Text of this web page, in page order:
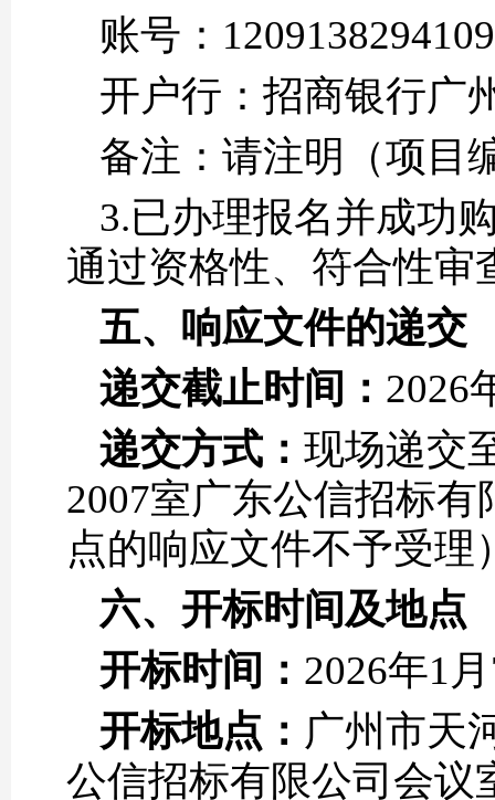
账号：
开户行：招商银行广
备注：请注明（项目
3.已办理报名并成功
通过资格性、符合性审
五、 响应文件的递交
递交截止时间： 2026
递交方式： 现场递交
2007室广东公信招标
点的响应文件不予受理
六、 开标时间及地点
开标时间： 2026年1
开标地点： 广州市天
公信招标有限公司会议